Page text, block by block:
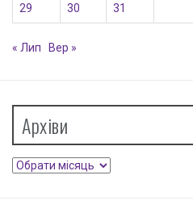
29 30 31
« Лип Вер »
Архіви
Архіви